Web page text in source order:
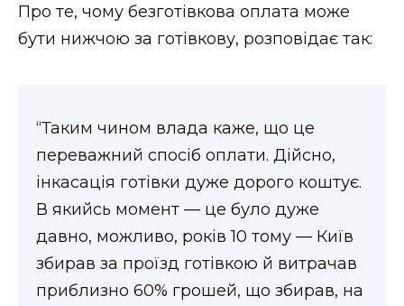
Про те, чому безготівкова оплата може
бути нижчою за готівкову, розповідає так:
“Таким чином влада каже, що це
переважний спосіб оплати. Дійсно,
інкасація готівки дуже дорого коштує.
В якийсь момент — це було дуже
давно, можливо, років 10 тому — Київ
збирав за проїзд готівкою й витрачав
приблизно 60% грошей, що збирав, на